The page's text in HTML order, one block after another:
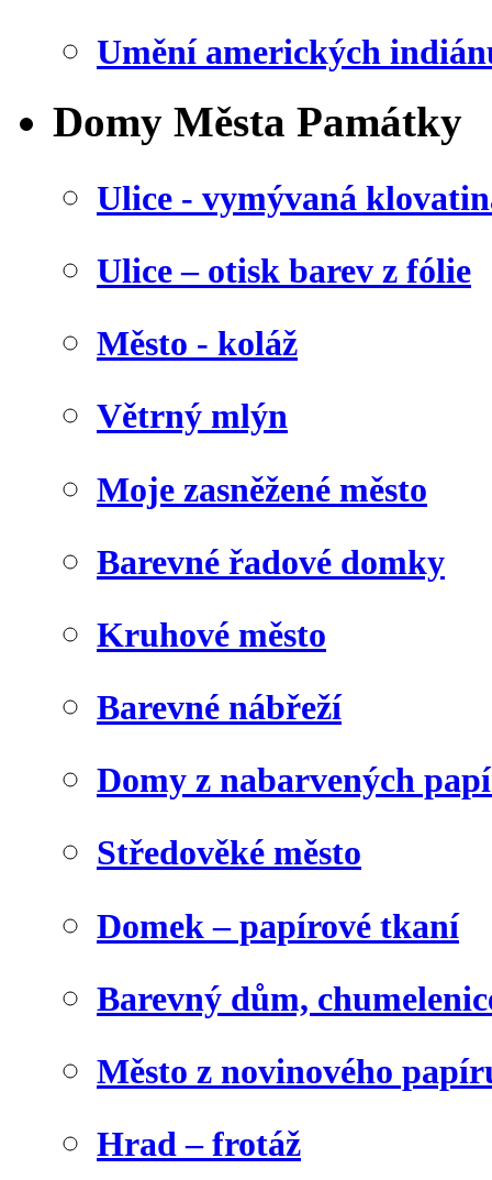
Umění amerických
Domy Města Památky
Ulice - vymývaná
Ulice – otisk barev z fólie
Město - koláž
Větrný mlýn
Moje zasněžené město
Barevné řadové domky
Kruhové město
Barevné nábřeží
Domy z nabarvených
Středověké město
Domek – papírové tkaní
Barevný dům,
Město z novinového
Hrad – frotáž